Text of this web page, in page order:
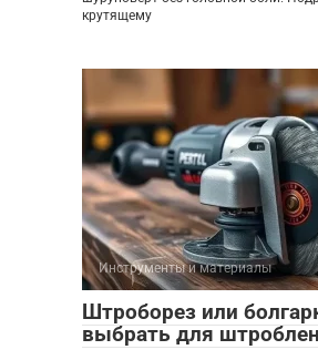
крутящему
Инструменты и материалы
Штроборез или
выбрать для